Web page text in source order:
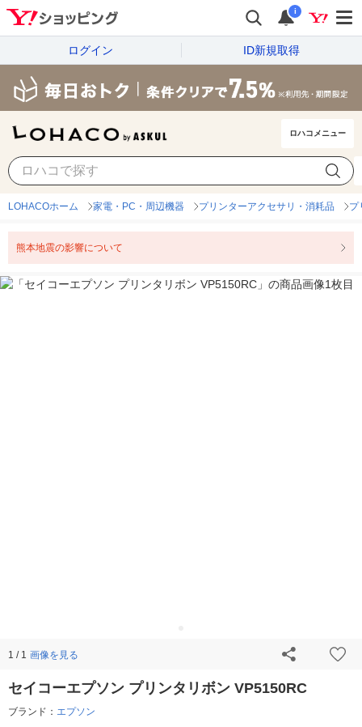
i
ログイン ID新規取得
ロハコメニュー
LOHACOホーム 家電・PC・周辺機器 プリンターアクセサリ・消耗品 プ
熊本地震の影響について
1 / 1 画像を見る
セイコーエプソン プリンタリボン VP5150RC
ブランド： エプソン